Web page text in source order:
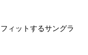
ィットするサングラ